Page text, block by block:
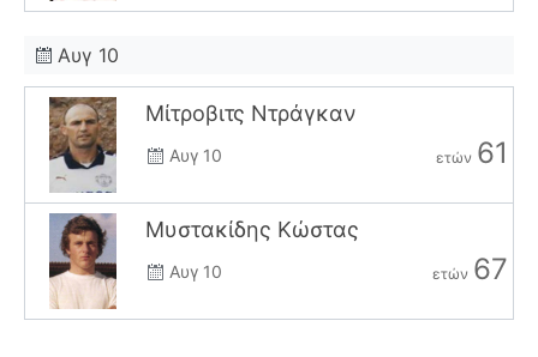
Αυγ 10
Μίτροβιτς Ντράγκαν
Αυγ 10 ετών 61
Μυστακίδης Κώστας
Αυγ 10 ετών 67